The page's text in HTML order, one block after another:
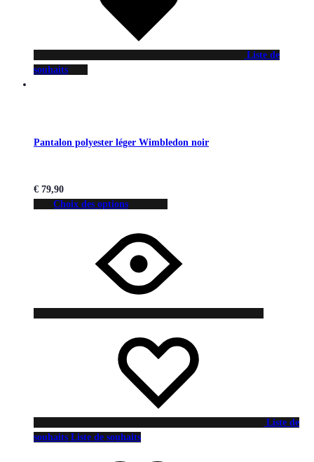
Liste de
souhaits
Pantalon polyester léger Wimbledon noir
€ 79,90
Choix des options
Liste de
souhaits Liste de souhaits